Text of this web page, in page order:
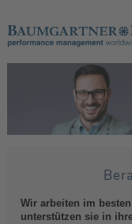
Wir arbeiten im
unterstützen sie in